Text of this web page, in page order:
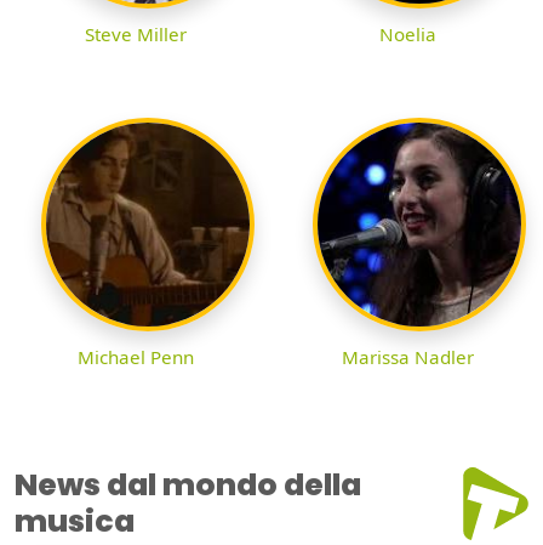
Steve Miller Noelia
Michael Penn Marissa Nadler
News dal mondo della
musica